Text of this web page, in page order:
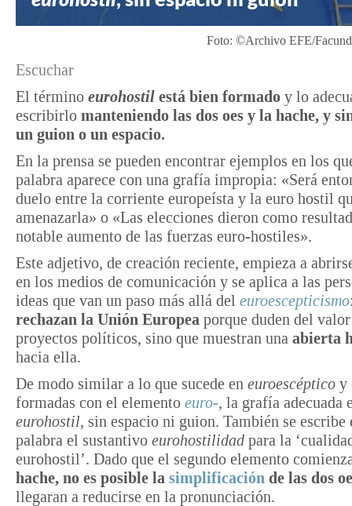
Foto: ©Archivo EFE/
Escuchar
El término eurohostil está bien formado y lo
escribirlo manteniendo las dos oes y la hache, y
un guion o un espacio.
En la prensa se pueden encontrar ejemplos en los
palabra aparece con una grafía impropia: «Será
duelo entre la corriente europeísta y la euro hostil
amenazarla» o «Las elecciones dieron como
notable aumento de las fuerzas euro-hostiles».
Este adjetivo, de creación reciente, empieza a
en los medios de comunicación y se aplica a las
ideas que van un paso más allá del euroescepticismo
rechazan la Unión Europea porque duden del valor
proyectos políticos, sino que muestran una abierta
hacia ella.
De modo similar a lo que sucede en euroescéptico y
formadas con el elemento euro-, la grafía adecuada
eurohostil, sin espacio ni guion. También se escribe
palabra el sustantivo eurohostilidad para la
eurohostil’. Dado que el segundo elemento
hache, no es posible la simplificación de las dos
llegaran a reducirse en la pronunciación.